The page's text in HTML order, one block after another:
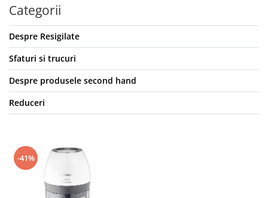
Acvaristica
Castroane si adapatori animale
Igiena animale de companie
Mobila si transport animale de
companie
Zgarzi, lese si hamuri
PC, Periferice & Software
Componente PC
Imprimante, Scanere &
Consumabile
Retelistica & Supraveghere
Categorii
Despre Resigilate
Sfaturi si trucuri
Despre produsele second hand
Reduceri
-41%